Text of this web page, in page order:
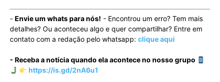
- Envie um whats para nós! - Encontrou um erro? Tem mais
detalhes? Ou aconteceu algo e quer compartilhar? Entre em
contato com a redação pelo whatsapp: clique aqui
- Receba a notícia quando ela acontece no nosso grupo
https://is.gd/2nA6u1